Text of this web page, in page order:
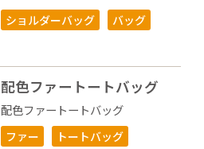
ショルダーバッグ バッグ
配色ファートートバッグ
配色ファートートバッグ
ファー トートバッグ